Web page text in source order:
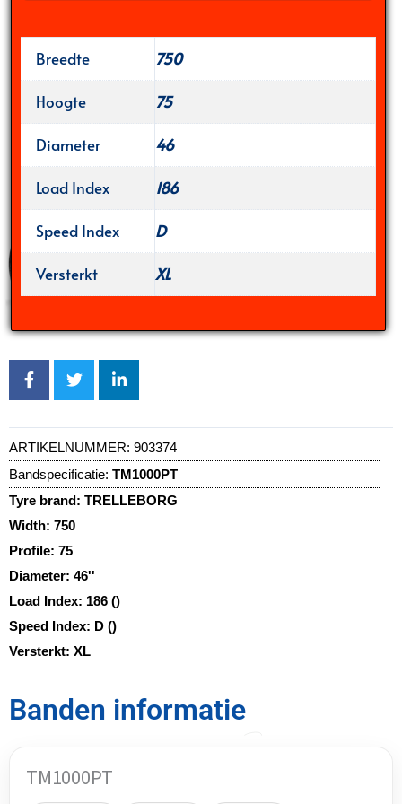
Breedte
750
Hoogte
75
Diameter
46
Load Index
186
Speed Index
D
Versterkt
XL
ARTIKELNUMMER: 903374
Bandspecificatie: TM1000PT
Tyre brand: TRELLEBORG
Width: 750
Profile: 75
Diameter: 46''
Load Index: 186 ()
Speed Index: D ()
Versterkt: XL
Banden informatie
TM1000PT